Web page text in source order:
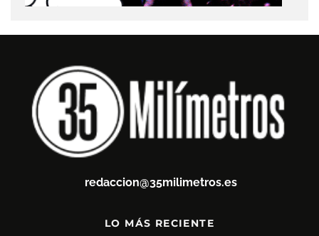
redaccion@35milimetros.es
LO MÁS RECIENTE